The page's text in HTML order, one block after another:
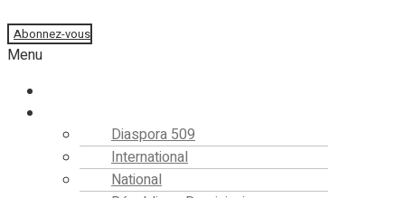
Abonnez-vous
Menu
Diaspora 509
International
National